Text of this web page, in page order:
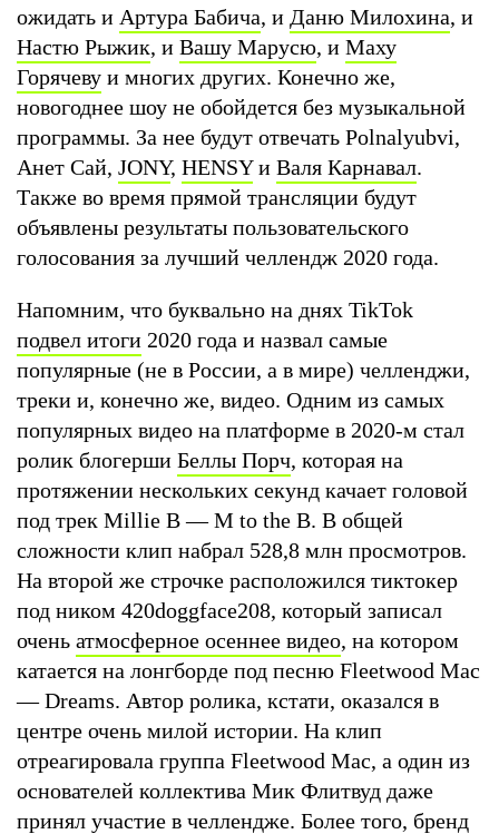
ожидать и Артура Бабича, и Даню Милохина, и
Настю Рыжик, и Вашу Марусю, и Маху
Горячеву и многих других. Конечно же,
новогоднее шоу не обойдется без музыкальной
программы. За нее будут отвечать Polnalyubvi,
Анет Сай, JONY, HENSYи Валя Карнавал.
Также во время прямой трансляции будут
объявлены результаты пользовательского
голосования за лучший челлендж 2020 года.
Напомним, что буквально на днях TikTok
подвел итоги 2020 года и назвал самые
популярные (не в России, а в мире) челленджи,
треки и, конечно же, видео. Одним из самых
популярных видео на платформе в 2020-м стал
ролик блогерши Беллы Порч, которая на
протяжении нескольких секунд качает головой
под трек Millie B — M to the B. В общей
сложности клип набрал 528,8 млн просмотров.
На второй же строчке расположился тиктокер
под ником 420doggface208, который записал
очень атмосферное осеннее видео, на котором
катается на лонгборде под песню Fleetwood Mac
— Dreams. Автор ролика, кстати, оказался в
центре очень милой истории. На клип
отреагировала группа Fleetwood Mac, а один из
основателей коллектива Мик Флитвуд даже
принял участие в челлендже. Более того, бренд